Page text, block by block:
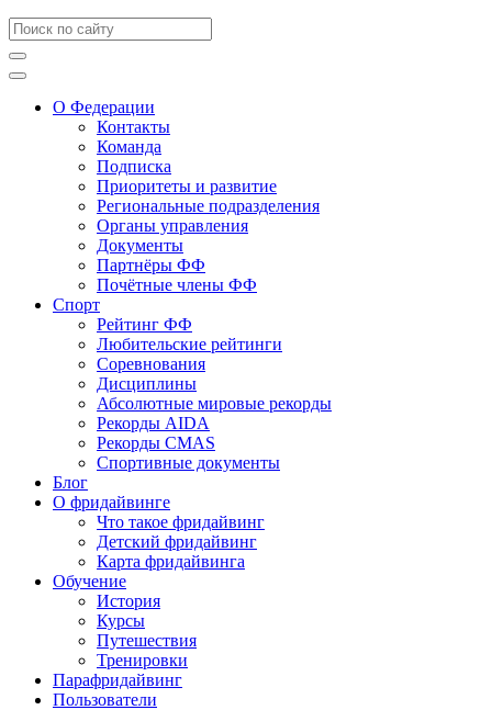
О Федерации
Контакты
Команда
Подписка
Приоритеты и развитие
Региональные подразделения
Органы управления
Документы
Партнёры ФФ
Почётные члены ФФ
Спорт
Рейтинг ФФ
Любительские рейтинги
Соревнования
Дисциплины
Абсолютные мировые рекорды
Рекорды AIDA
Рекорды CMAS
Спортивные документы
Блог
О фридайвинге
Что такое фридайвинг
Детский фридайвинг
Карта фридайвинга
Обучение
История
Курсы
Путешествия
Тренировки
Парафридайвинг
Пользователи